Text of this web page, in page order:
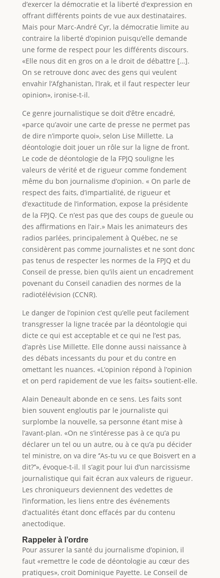
d’exercer la démocratie et la liberté d’expression en
offrant différents points de vue aux destinataires.
Mais pour Marc-André Cyr, la démocratie limite au
contraire la liberté d’opinion puisqu’elle demande
une forme de respect pour les différents discours.
«Elle nous dit en gros on a le droit de débattre […].
On se retrouve donc avec des gens qui veulent
envahir l’Afghanistan, l’Irak, et il faut respecter leur
opinion», ironise-t-il.
Ce genre journalistique se doit d’être encadré,
«parce qu’avoir une carte de presse ne permet pas
de dire n’importe quoi», selon Lise Millette. La
déontologie doit jouer un rôle sur la ligne de front.
Le code de déontologie de la FPJQ souligne les
valeurs de vérité et de rigueur comme fondement
même du bon journalisme d’opinion. « On parle de
respect des faits, d’impartialité, de rigueur et
d’exactitude de l’information, expose la présidente
de la FPJQ. Ce n’est pas que des coups de gueule ou
des affirmations en l’air.» Mais les animateurs des
radios parlées, principalement à Québec, ne se
considèrent pas comme journalistes et ne sont donc
pas tenus de respecter les normes de la FPJQ et du
Conseil de presse, bien qu’ils aient un encadrement
povenant du Conseil canadien des normes de la
radiotélévision (CCNR).
Le danger de l’opinion c’est qu’elle peut facilement
transgresser la ligne tracée par la déontologie qui
dicte ce qui est acceptable et ce qui ne l’est pas,
d’après Lise Millette. Elle donne aussi naissance à
des débats incessants du pour et du contre en
omettant les nuances. «L’opinion répond à l’opinion
et on perd rapidement de vue les faits» soutient-elle.
Alain Deneault abonde en ce sens. Les faits sont
bien souvent engloutis par le journaliste qui
surplombe la nouvelle, sa personne étant mise à
l’avant-plan. «On ne s’intéresse pas à ce qu’a pu
déclarer un tel ou un autre, ou à ce qu’a pu décider
tel ministre, on va dire ‘’As-tu vu ce que Boisvert en a
dit?’’», évoque-t-il. Il s’agit pour lui d’un narcissisme
journalistique qui fait écran aux valeurs de rigueur.
Les chroniqueurs deviennent des vedettes de
l’information, les liens entre des événements
d’actualités étant donc effacés par du contenu
anectodique.
Rappeler à l’ordre
Pour assurer la santé du journalisme d’opinion, il
faut «remettre le code de déontologie au cœur des
pratiques», croit Dominique Payette. Le Conseil de